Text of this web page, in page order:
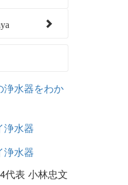
代表 小林忠文